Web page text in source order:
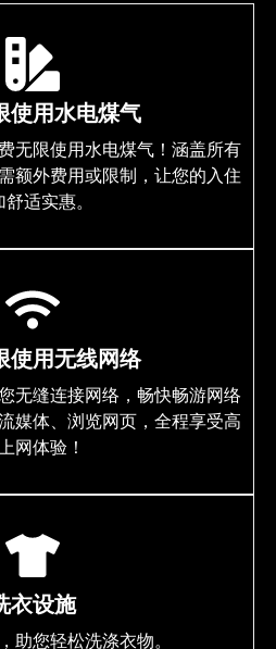
使用水电煤气
无限使用水电煤气！涵盖所有
额外费用或限制，让您的入住
适实惠。
使用无线网络
无缝连接网络，畅快畅游网络
媒体、浏览网页，全程享受高
网体验！
衣设施
助您轻松洗涤衣物。